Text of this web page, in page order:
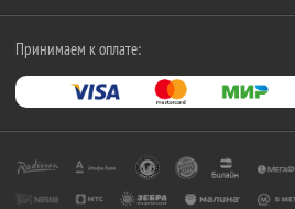
Принимаем к оплате: